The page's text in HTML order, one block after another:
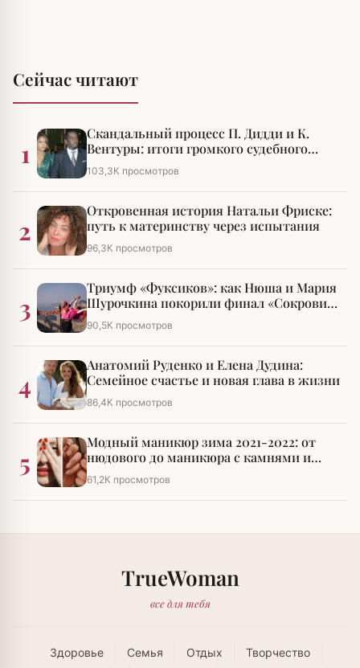
Сейчас читают
1
Скандальный процесс П. Дидди и К.
Вентуры: итоги громкого судебного
разбирательства
103,3К просмотров
2
Откровенная история Натальи Фриске:
путь к материнству через испытания
96,3К просмотров
3
Триумф «Фуксиков»: как Нюша и Мария
Шурочкина покорили финал «Сокровищ
императора»
90,5К просмотров
4
Анатомий Руденко и Елена Дудина:
Семейное счастье и новая глава в жизни
86,4К просмотров
5
Модный маникюр зима 2021-2022: от
нюдового до маникюра с камнями и
стразами
61,2К просмотров
TrueWoman
все для тебя
Здоровье Семья Отдых
Творчество